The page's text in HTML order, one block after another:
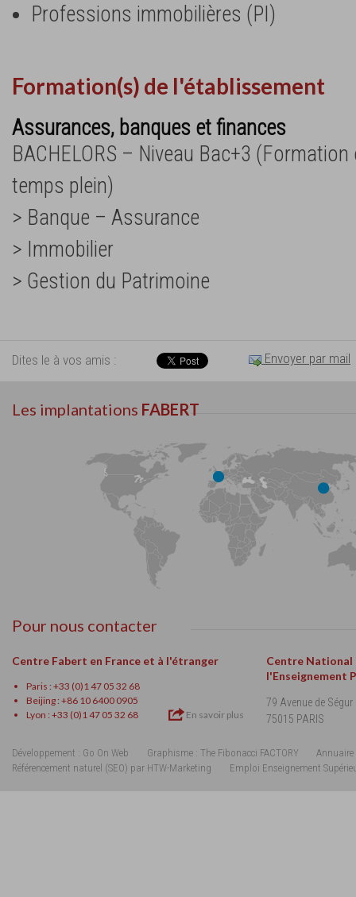
Professions immobilières (PI)
Formation(s) de l'établissement
Assurances, banques et finances
BACHELORS – Niveau Bac+3
temps plein)
> Banque – Assurance
> Immobilier
> Gestion du Patrimoine
Dites le à vos amis : Envoyer par mail
Les implantations FABERT
Pour nous contacter
Centre Fabert en France et à l'étranger
Paris : +33 (0)1 47 05 32 68
Beijing : +86 10 6400 0905
Lyon : +33 (0)1 47 05 32 68
En savoir plus
Centre National
l'Enseignement
79 Avenue de Ségur
75015 PARIS
Développement : Go On Web Graphisme : The Fibonacci FACTORY
Annuaire
Référencement naturel (SEO) par HTW-Marketing
Emploi Enseignement